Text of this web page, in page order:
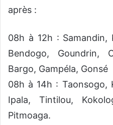
après :
08h à 12h : Samandin,
Bendogo, Goundrin,
Bargo, Gampéla, Gonsé
08h à 14h : Taonsogo,
Ipala, Tintilou,
Pitmoaga.